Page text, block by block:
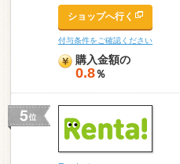
ショップへ行く
付与条件をご確認ください
購入金額の
0.8％